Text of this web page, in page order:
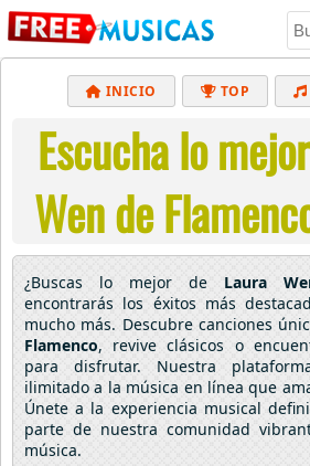
INICIO TOP
BACHATA
REGGAETON BALADAS
ELECTRÓNICA
Escucha lo
Wen de
¿Buscas lo mejor de Laura
encontrarás los éxitos más
mucho más. Descubre canciones
Flamenco, revive clásicos o
para disfrutar. Nuestra
ilimitado a la música en línea que
Únete a la experiencia musical
parte de nuestra comunidad
música.